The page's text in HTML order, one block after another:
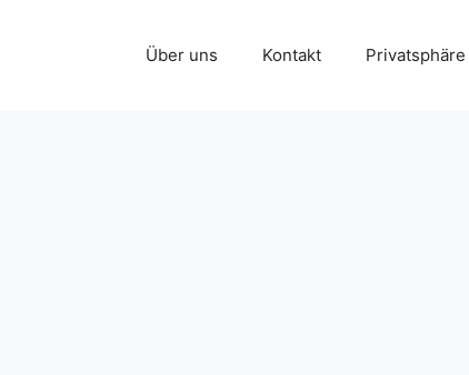
Über uns Kontakt Privatsphäre